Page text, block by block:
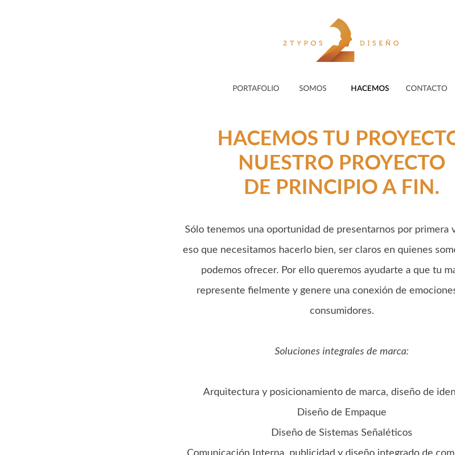
PORTAFOLIO SOMOS HACEMOS CONTACTO
HACEMOS TU
NUESTRO PROYECTO
DE PRINCIPIO A FIN.
Sólo tenemos una oportunidad de presentarnos por primera
eso que necesitamos hacerlo bien, ser claros en quienes
podemos ofrecer. Por ello queremos ayudarte a que tu
represente fielmente y genere una conexión de
consumidores.
Soluciones integrales de marca:
Arquitectura y posicionamiento de marca, diseño de
Diseño de Empaque
Diseño de Sistemas Señaléticos
Comunicación Interna, publicidad y diseño integrado de